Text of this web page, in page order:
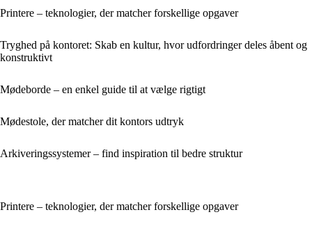
Printere – teknologier, der matcher forskellige opgaver
Tryghed på kontoret: Skab en kultur, hvor udfordringer deles åbent og
konstruktivt
Mødeborde – en enkel guide til at vælge rigtigt
Mødestole, der matcher dit kontors udtryk
Arkiveringssystemer – find inspiration til bedre struktur
Printere – teknologier, der matcher forskellige opgaver